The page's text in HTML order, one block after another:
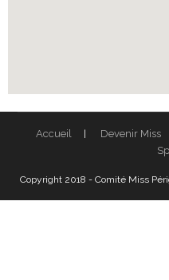
Accueil Devenir Miss
Copyright 2018 - Comité Miss